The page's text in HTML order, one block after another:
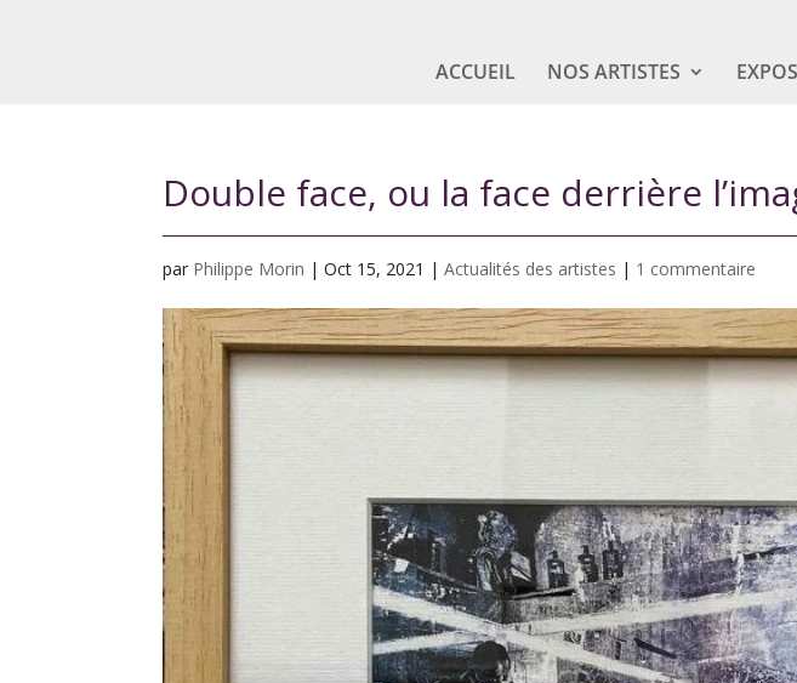
ACCUEIL NOS ARTISTES
Double face, ou la face derrière
par Philippe Morin |Oct 15, 2021 |Actualités des artistes | 1 commentaire